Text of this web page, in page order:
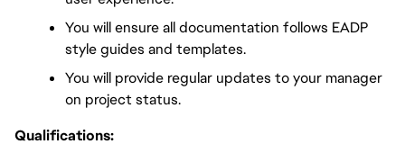
You will ensure all documentation follows EADP
style guides and templates.
You will provide regular updates to your manager
on project status.
Qualifications: